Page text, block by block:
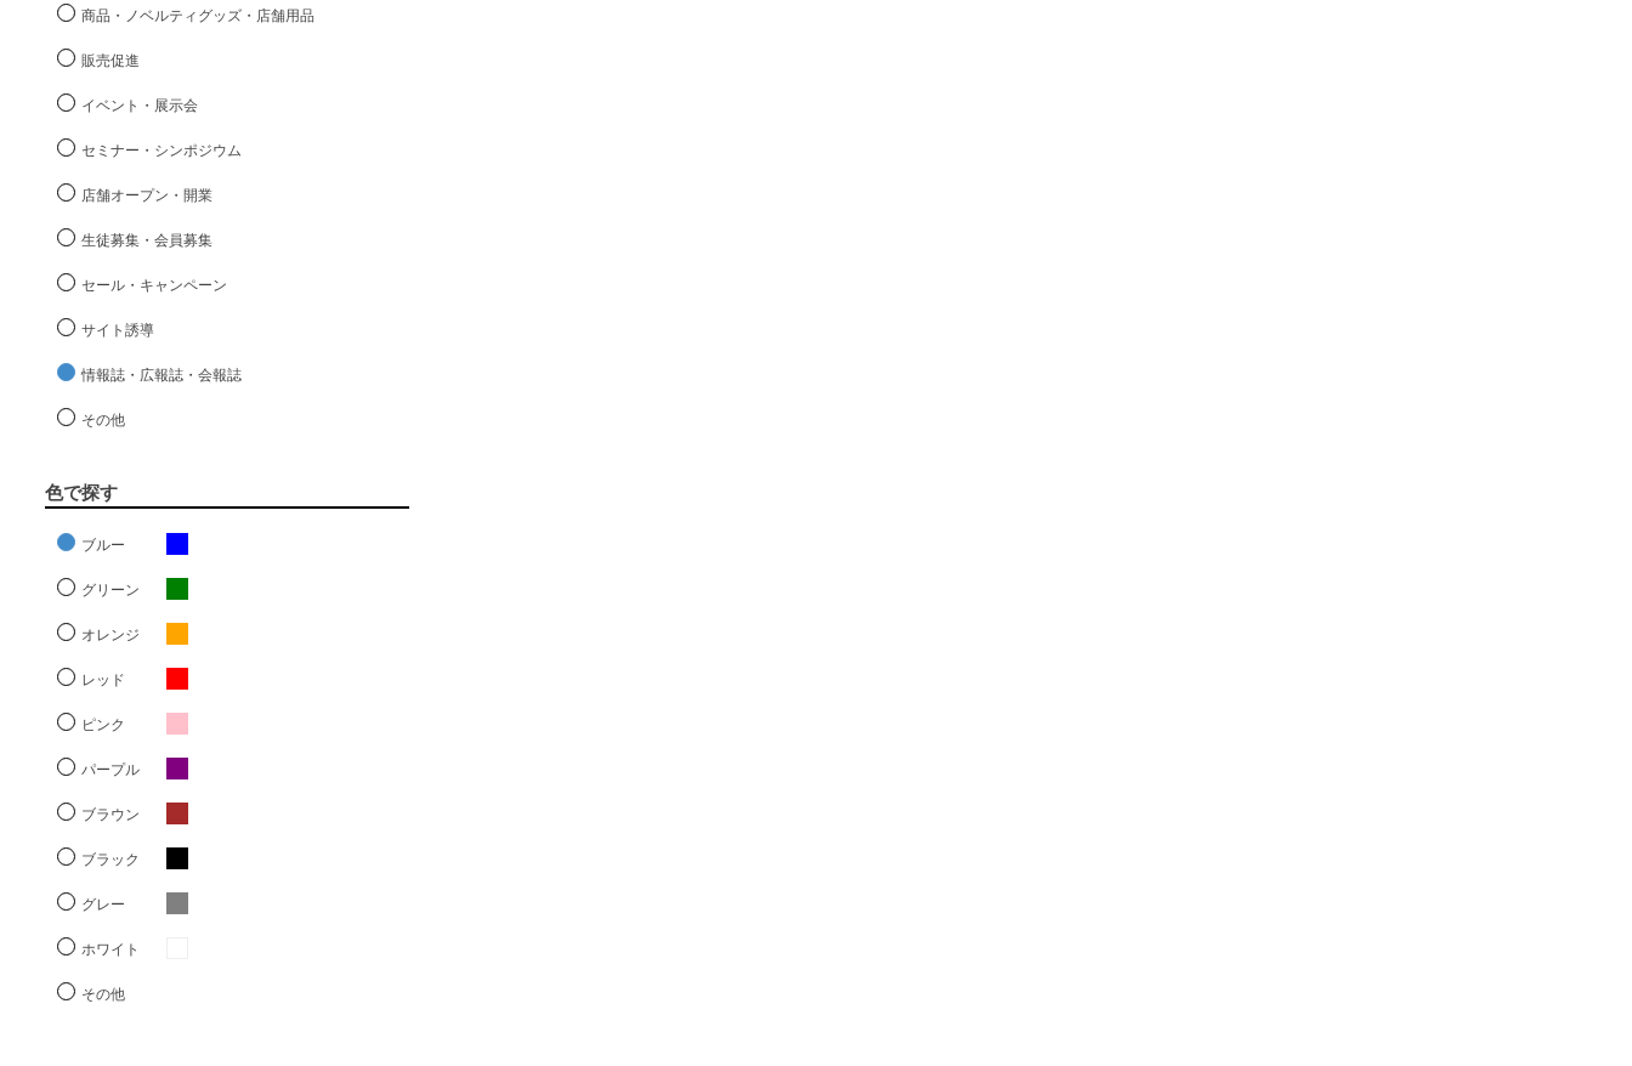
商品・ノベルティグッズ・店舗用品
販売促進
イベント・展示会
セミナー・シンポジウム
店舗オープン・開業
生徒募集・会員募集
セール・キャンペーン
サイト誘導
情報誌・広報誌・会報誌
その他
色で探す
ブルー
グリーン
オレンジ
レッド
ピンク
パープル
ブラウン
ブラック
グレー
ホワイト
その他